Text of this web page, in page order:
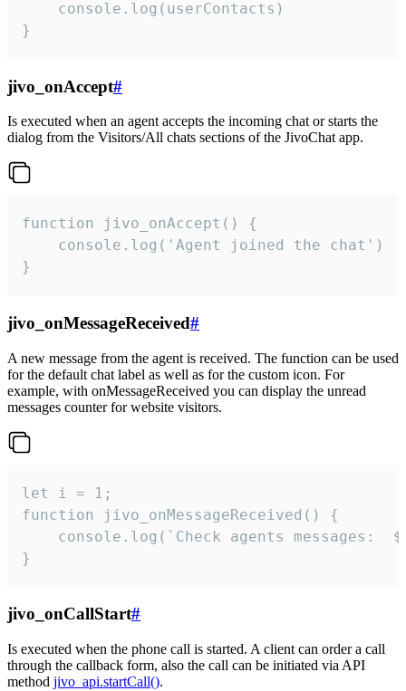
    console.log(userContacts)
}
jivo_onAccept#
Is executed when an agent accepts the incoming chat or starts the
dialog from the Visitors/All chats sections of the JivoChat app.
function jivo_onAccept() {
}
jivo_onMessageReceived#
A new message from the agent is received. The function can be used
for the default chat label as well as for the custom icon. For
example, with onMessageReceived you can display the unread
messages counter for website visitors.
let i = 1;
function jivo_onMessageReceived() {
}
jivo_onCallStart#
Is executed when the phone call is started. A client can order a call
through the callback form, also the call can be initiated via API
method jivo_api.startCall().